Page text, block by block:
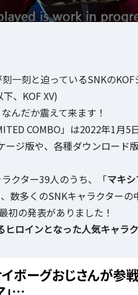
一刻と迫っているSNKの
、KOF XV)
んだか震えて来ます！
COMBO」は2022年1月
ジ版や、各種ダウンロード
クター39人のうち、「マキ
数多くのSNKキャラクター
初の発表がありました！
ヒロインとなった人気キャラ